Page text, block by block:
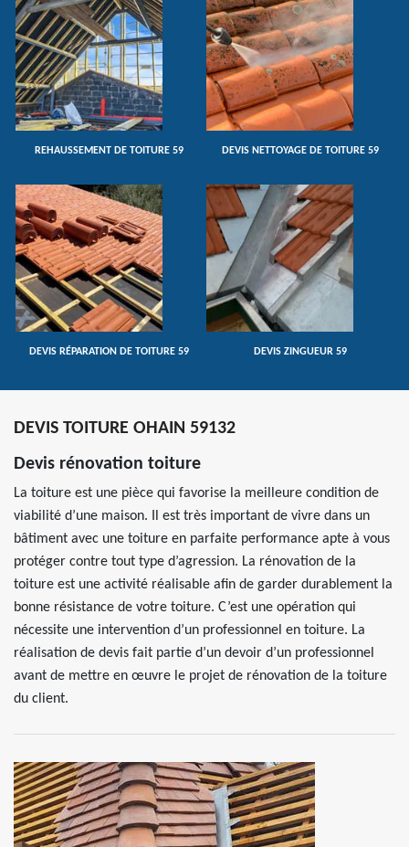
REHAUSSEMENT DE TOITURE 59 DEVIS NETTOYAGE DE TOITURE 59
DEVIS RÉPARATION DE TOITURE 59 DEVIS ZINGUEUR 59
DEVIS TOITURE OHAIN 59132
Devis rénovation toiture
La toiture est une pièce qui favorise la meilleure condition de
viabilité d’une maison. Il est très important de vivre dans un
bâtiment avec une toiture en parfaite performance apte à vous
protéger contre tout type d’agression. La rénovation de la
toiture est une activité réalisable afin de garder durablement la
bonne résistance de votre toiture. C’est une opération qui
nécessite une intervention d’un professionnel en toiture. La
réalisation de devis fait partie d’un devoir d’un professionnel
avant de mettre en œuvre le projet de rénovation de la toiture
du client.